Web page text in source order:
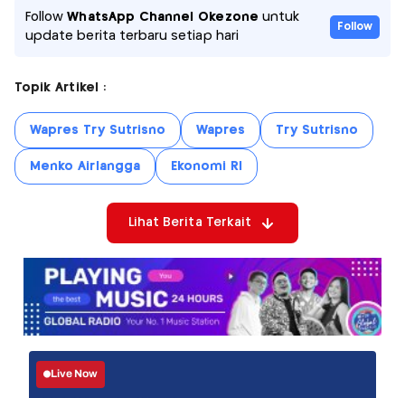
FollowWhatsApp Channel Okezone untuk
update berita terbaru setiap hari
Follow
Topik Artikel :
Wapres Try Sutrisno Wapres Try Sutrisno
Menko Airlangga Ekonomi RI
Lihat Berita Terkait
Live Now